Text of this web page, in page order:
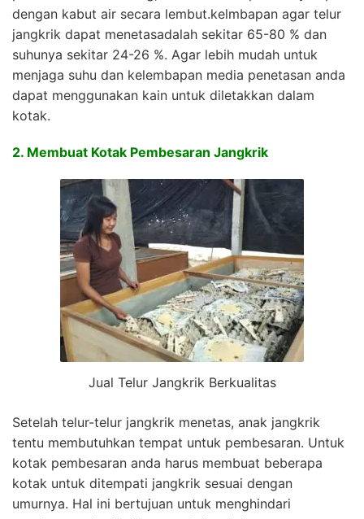
dengan kabut air secara lembut.kelmbapan agar telur
jangkrik dapat menetasadalah sekitar 65-80 % dan
suhunya sekitar 24-26 %. Agar lebih mudah untuk
menjaga suhu dan kelembapan media penetasan anda
dapat menggunakan kain untuk diletakkan dalam
kotak.
2. Membuat Kotak Pembesaran Jangkrik
Jual Telur Jangkrik Berkualitas
Setelah telur-telur jangkrik menetas, anak jangkrik
tentu membutuhkan tempat untuk pembesaran. Untuk
kotak pembesaran anda harus membuat beberapa
kotak untuk ditempati jangkrik sesuai dengan
umurnya. Hal ini bertujuan untuk menghindari